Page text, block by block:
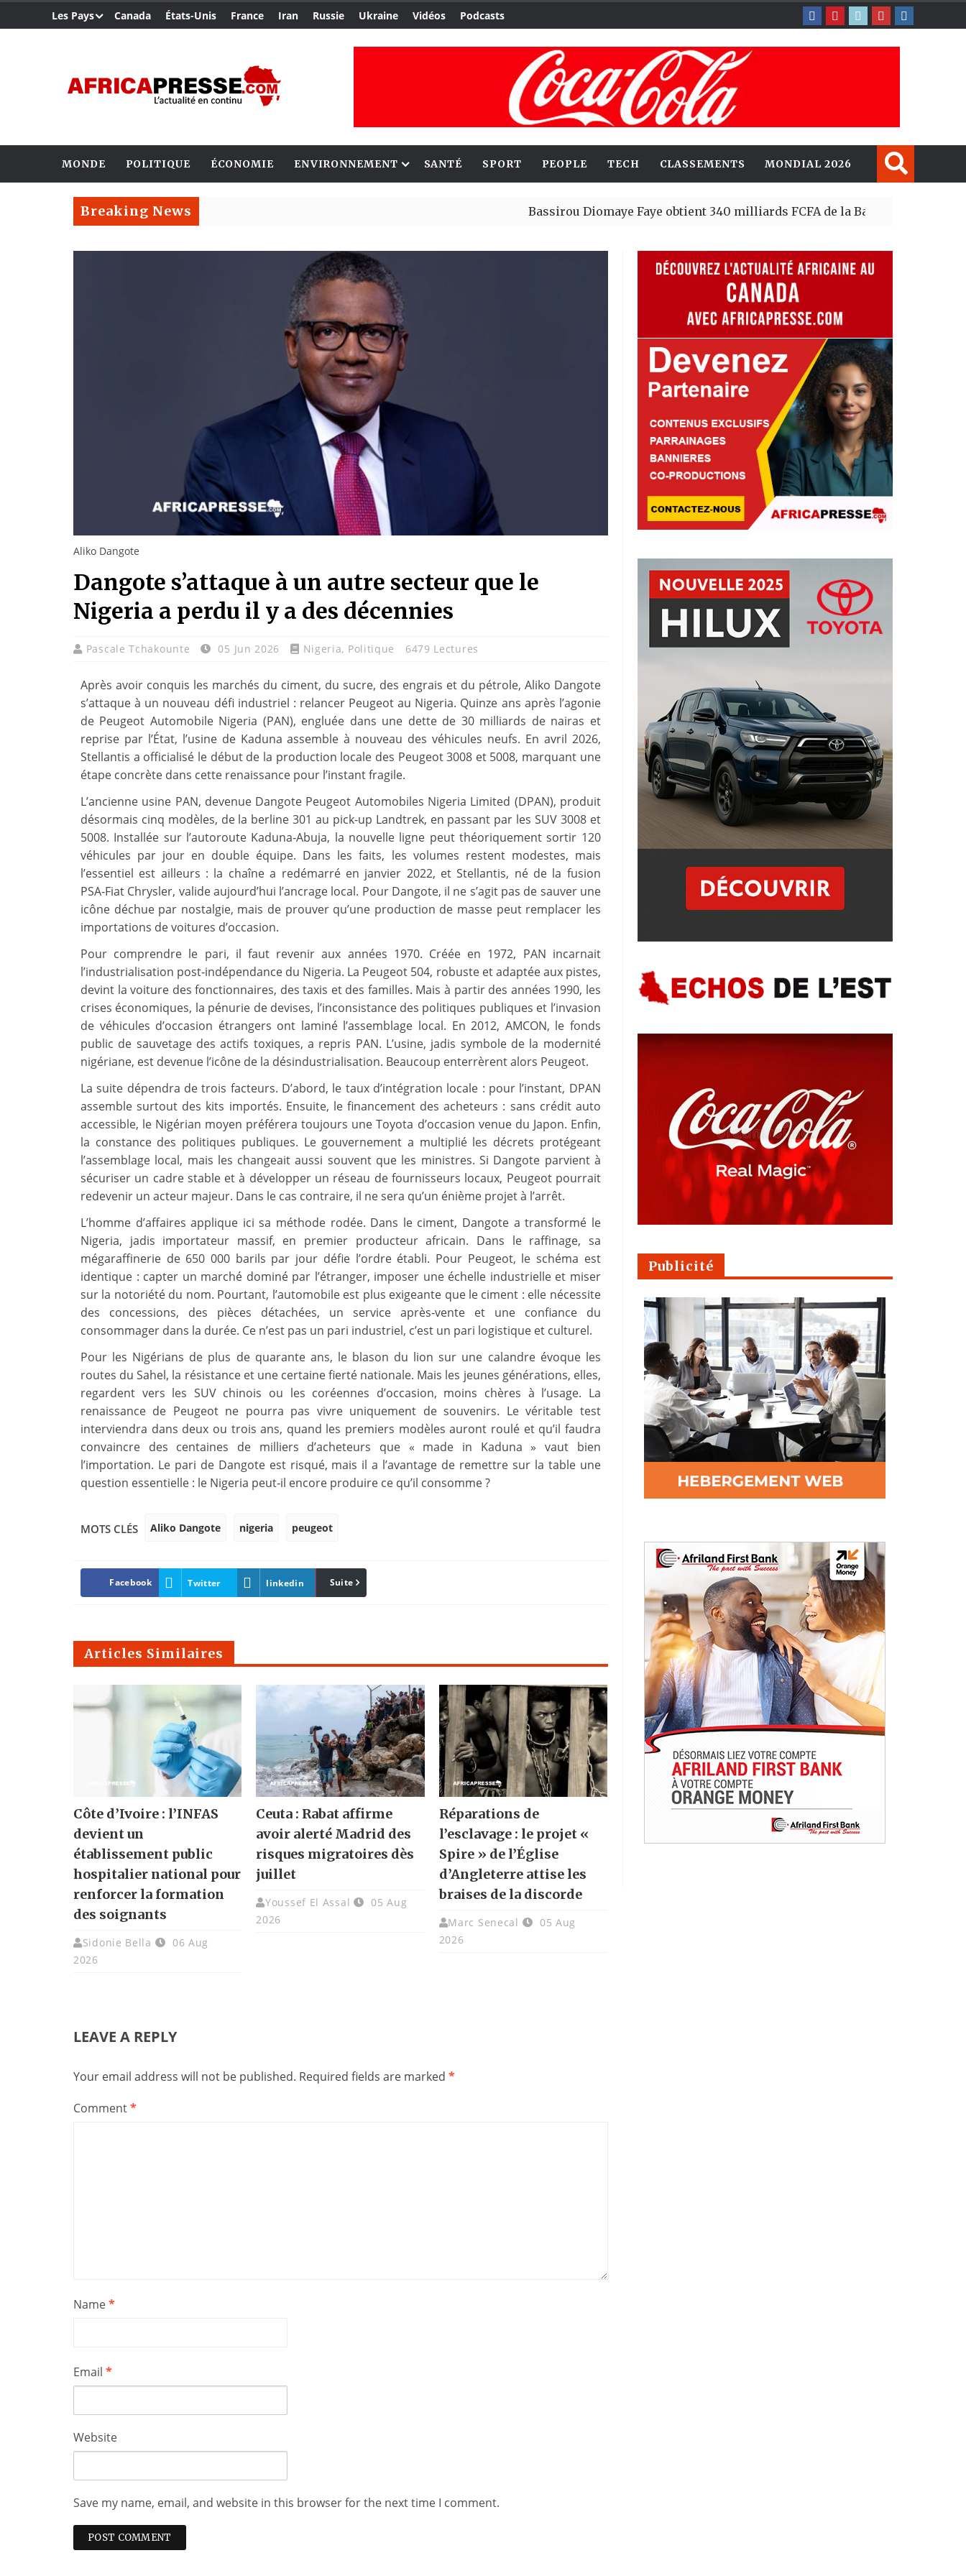
Les Pays Canada États-Unis France Iran Russie Ukraine Vidéos Podcasts
MONDE POLITIQUE ÉCONOMIE ENVIRONNEMENT SANTÉ SPORT PEOPLE TECH CLASSEMENTS MONDIAL 2026
Breaking News Bassirou Diomaye Faye obtient 340 milliards FCFA de la Banque mondiale pour la
Aliko Dangote
Dangote s’attaque à un autre secteur que le
Nigeria a perdu il y a des décennies
Pascale Tchakounte 05 Jun 2026 Nigeria, Politique 6479 Lectures
Après avoir conquis les marchés du ciment, du sucre, des engrais et du pétrole, Aliko Dangote
s’attaque à un nouveau défi industriel : relancer Peugeot au Nigeria. Quinze ans après l’agonie
de Peugeot Automobile Nigeria (PAN), engluée dans une dette de 30 milliards de nairas et
reprise par l’État, l’usine de Kaduna assemble à nouveau des véhicules neufs. En avril 2026,
Stellantis a officialisé le début de la production locale des Peugeot 3008 et 5008, marquant une
étape concrète dans cette renaissance pour l’instant fragile.
L’ancienne usine PAN, devenue Dangote Peugeot Automobiles Nigeria Limited (DPAN), produit
désormais cinq modèles, de la berline 301 au pick-up Landtrek, en passant par les SUV 3008 et
5008. Installée sur l’autoroute Kaduna‑Abuja, la nouvelle ligne peut théoriquement sortir 120
véhicules par jour en double équipe. Dans les faits, les volumes restent modestes, mais
l’essentiel est ailleurs : la chaîne a redémarré en janvier 2022, et Stellantis, né de la fusion
PSA‑Fiat Chrysler, valide aujourd’hui l’ancrage local. Pour Dangote, il ne s’agit pas de sauver une
icône déchue par nostalgie, mais de prouver qu’une production de masse peut remplacer les
importations de voitures d’occasion.
Pour comprendre le pari, il faut revenir aux années 1970. Créée en 1972, PAN incarnait
l’industrialisation post‑indépendance du Nigeria. La Peugeot 504, robuste et adaptée aux pistes,
devint la voiture des fonctionnaires, des taxis et des familles. Mais à partir des années 1990, les
crises économiques, la pénurie de devises, l’inconsistance des politiques publiques et l’invasion
de véhicules d’occasion étrangers ont laminé l’assemblage local. En 2012, AMCON, le fonds
public de sauvetage des actifs toxiques, a repris PAN. L’usine, jadis symbole de la modernité
nigériane, est devenue l’icône de la désindustrialisation. Beaucoup enterrèrent alors Peugeot.
La suite dépendra de trois facteurs. D’abord, le taux d’intégration locale : pour l’instant, DPAN
assemble surtout des kits importés. Ensuite, le financement des acheteurs : sans crédit auto
accessible, le Nigérian moyen préférera toujours une Toyota d’occasion venue du Japon. Enfin,
la constance des politiques publiques. Le gouvernement a multiplié les décrets protégeant
l’assemblage local, mais les changeait aussi souvent que les ministres. Si Dangote parvient à
sécuriser un cadre stable et à développer un réseau de fournisseurs locaux, Peugeot pourrait
redevenir un acteur majeur. Dans le cas contraire, il ne sera qu’un énième projet à l’arrêt.
L’homme d’affaires applique ici sa méthode rodée. Dans le ciment, Dangote a transformé le
Nigeria, jadis importateur massif, en premier producteur africain. Dans le raffinage, sa
mégaraffinerie de 650 000 barils par jour défie l’ordre établi. Pour Peugeot, le schéma est
identique : capter un marché dominé par l’étranger, imposer une échelle industrielle et miser
sur la notoriété du nom. Pourtant, l’automobile est plus exigeante que le ciment : elle nécessite
des concessions, des pièces détachées, un service après‑vente et une confiance du
consommager dans la durée. Ce n’est pas un pari industriel, c’est un pari logistique et culturel.
Pour les Nigérians de plus de quarante ans, le blason du lion sur une calandre évoque les
routes du Sahel, la résistance et une certaine fierté nationale. Mais les jeunes générations, elles,
regardent vers les SUV chinois ou les coréennes d’occasion, moins chères à l’usage. La
renaissance de Peugeot ne pourra pas vivre uniquement de souvenirs. Le véritable test
interviendra dans deux ou trois ans, quand les premiers modèles auront roulé et qu’il faudra
convaincre des centaines de milliers d’acheteurs que « made in Kaduna » vaut bien
l’importation. Le pari de Dangote est risqué, mais il a l’avantage de remettre sur la table une
question essentielle : le Nigeria peut‑il encore produire ce qu’il consomme ?
MOTS CLÉS Aliko Dangote nigeria peugeot
Facebook Twitter linkedin Pinterest
Suite
Articles Similaires
Côte d’Ivoire : l’INFAS
devient un
établissement public
hospitalier national pour
renforcer la formation
des soignants
Sidonie Bella
06 Aug
2026
Ceuta : Rabat affirme
avoir alerté Madrid des
risques migratoires dès
juillet
Youssef El Assal
05 Aug
2026
Réparations de
l’esclavage : le projet «
Spire » de l’Église
d’Angleterre attise les
braises de la discorde
Marc Senecal
05 Aug
2026
LEAVE A REPLY
Your email address will not be published. Required fields are marked *
Comment*
Name*
Email *
Website
Save my name, email, and website in this browser for the next time I comment.
Publicité